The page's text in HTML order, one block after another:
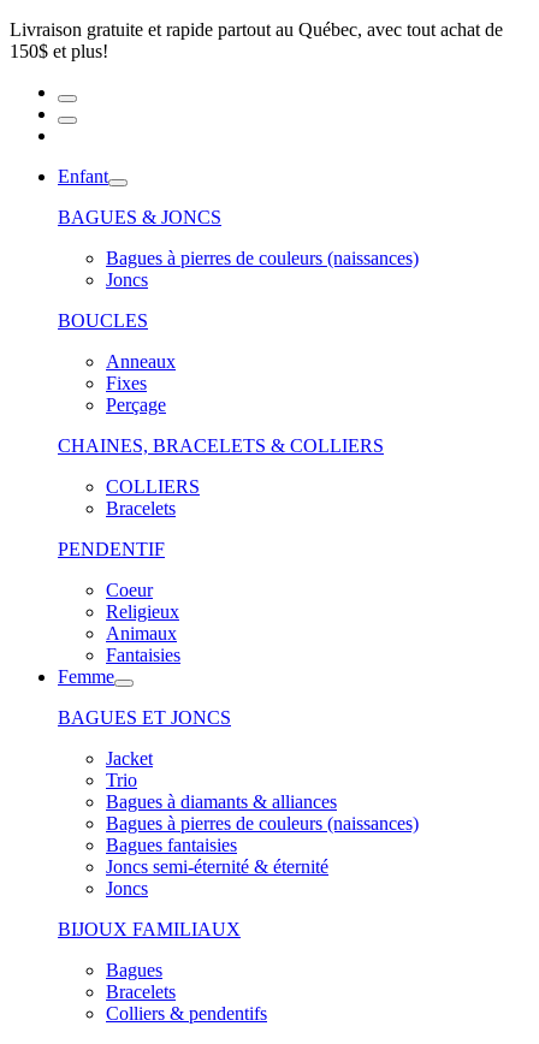
Livraison gratuite et rapide partout au Québec, avec tout achat de
150$ et plus!
Enfant
BAGUES & JONCS
Bagues à pierres de couleurs (naissances)
Joncs
BOUCLES
Anneaux
Fixes
Perçage
CHAINES, BRACELETS & COLLIERS
COLLIERS
Bracelets
PENDENTIF
Coeur
Religieux
Animaux
Fantaisies
Femme
BAGUES ET JONCS
Jacket
Trio
Bagues à diamants & alliances
Bagues à pierres de couleurs (naissances)
Bagues fantaisies
Joncs semi-éternité & éternité
Joncs
BIJOUX FAMILIAUX
Bagues
Bracelets
Colliers & pendentifs